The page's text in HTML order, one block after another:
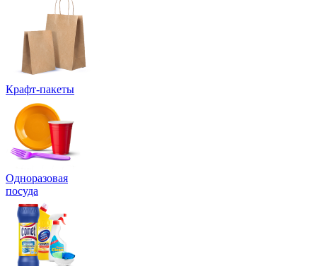
Крафт-пакеты
Одноразовая
посуда